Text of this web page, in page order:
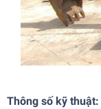
Thông số kỹ thuật: